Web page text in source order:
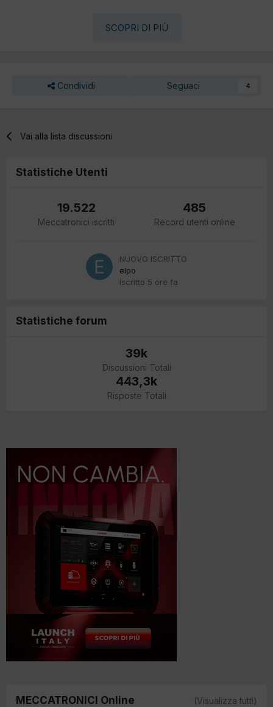
SCOPRI DI PIÙ
Condividi Seguaci 4
Vai alla lista discussioni
Statistiche Utenti
19.522
Meccatronici iscritti
485
Record utenti online
NUOVO ISCRITTO
elpo
Iscritto 5 ore fa
Statistiche forum
39k
Discussioni Totali
443,3k
Risposte Totali
MECCATRONICI Online (Visualizza tutti)